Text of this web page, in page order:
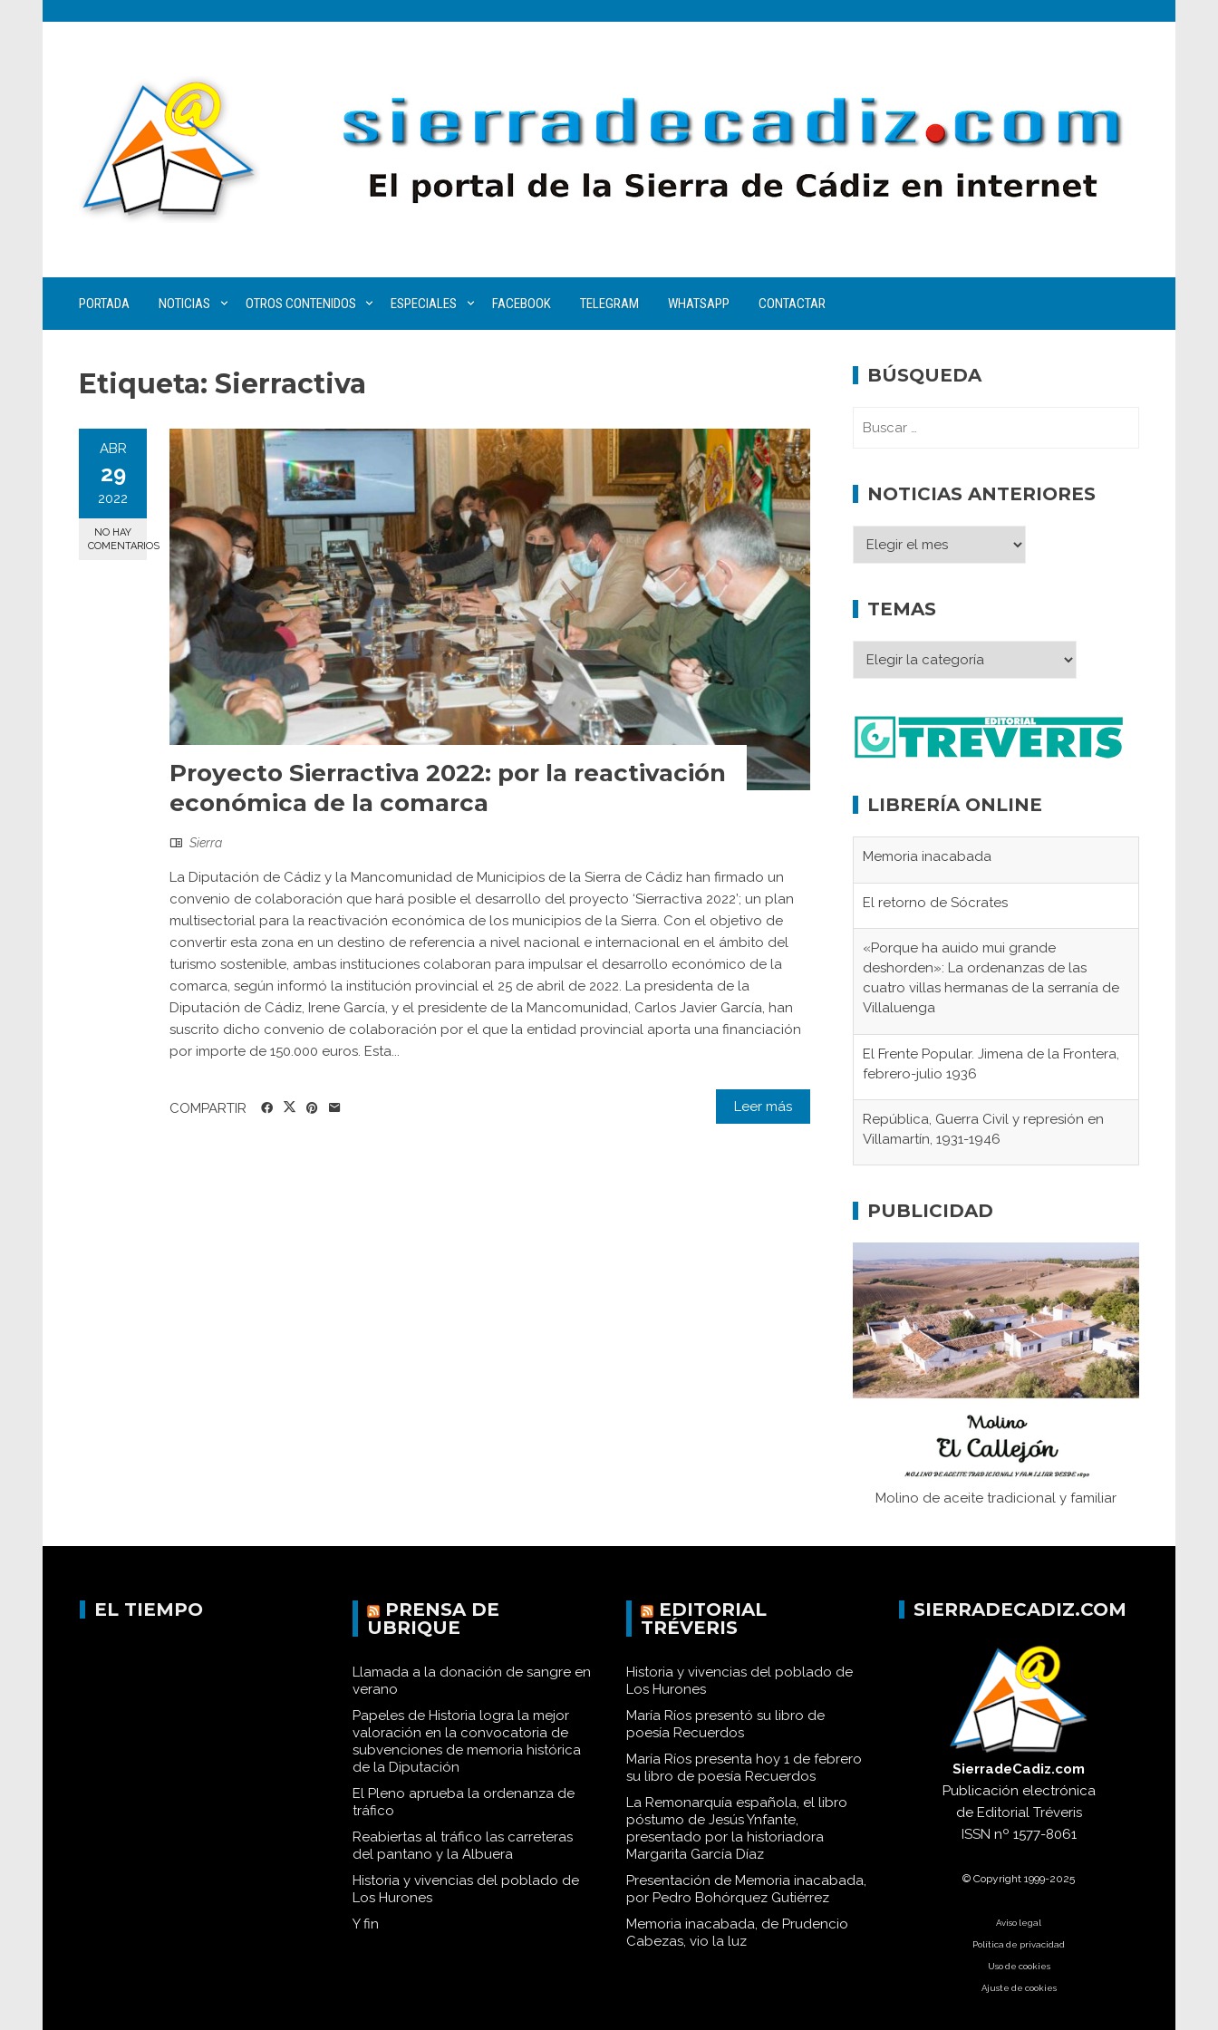
PORTADA NOTICIAS OTROS CONTENIDOS ESPECIALES FACEBOOK TELEGRAM WHATSAPP CONTACTAR
Etiqueta: Sierractiva
ABR
29
2022
NO HAY
COMENTARIOS
Proyecto Sierractiva 2022: por la reactivación
económica de la comarca
Sierra
La Diputación de Cádiz y la Mancomunidad de Municipios de la Sierra de Cádiz han firmado un
convenio de colaboración que hará posible el desarrollo del proyecto ‘Sierractiva 2022’; un plan
multisectorial para la reactivación económica de los municipios de la Sierra. Con el objetivo de
convertir esta zona en un destino de referencia a nivel nacional e internacional en el ámbito del
turismo sostenible, ambas instituciones colaboran para impulsar el desarrollo económico de la
comarca, según informó la institución provincial el 25 de abril de 2022. La presidenta de la
Diputación de Cádiz, Irene García, y el presidente de la Mancomunidad, Carlos Javier García, han
suscrito dicho convenio de colaboración por el que la entidad provincial aporta una financiación
por importe de 150.000 euros. Esta...
Leer más
COMPARTIR
BÚSQUEDA
NOTICIAS ANTERIORES
TEMAS
LIBRERÍA ONLINE
Memoria inacabada
El retorno de Sócrates
«Porque ha auido mui grande
deshorden»: La ordenanzas de las
cuatro villas hermanas de la serranía de
Villaluenga
El Frente Popular. Jimena de la Frontera,
febrero-julio 1936
República, Guerra Civil y represión en
Villamartín, 1931-1946
concentración nazis
fundaciones de Bornos
El Frente Popular. Ubrique, febrero-julio
1936
Juntar las letras. La alfabetización en el
campo: del afán de saber a la
Historia y vivencias del poblado de Los
PUBLICIDAD
Molino de aceite tradicional y familiar
EL TIEMPO
PRENSA DE
UBRIQUE
Llamada a la donación de sangre en
verano
Papeles de Historia logra la mejor
valoración en la convocatoria de
subvenciones de memoria histórica
de la Diputación
El Pleno aprueba la ordenanza de
tráfico
Reabiertas al tráfico las carreteras
del pantano y la Albuera
Historia y vivencias del poblado de
Los Hurones
Y fin
EDITORIAL
TRÉVERIS
Historia y vivencias del poblado de
Los Hurones
María Ríos presentó su libro de
poesía Recuerdos
María Ríos presenta hoy 1 de febrero
su libro de poesía Recuerdos
La Remonarquía española, el libro
póstumo de Jesús Ynfante,
presentado por la historiadora
Margarita García Díaz
Presentación de Memoria inacabada,
por Pedro Bohórquez Gutiérrez
Memoria inacabada, de Prudencio
Cabezas, vio la luz
SIERRADECADIZ.COM
SierradeCadiz.com
Publicación electrónica
de Editorial Tréveris
ISSN nº 1577-8061
© Copyright 1999-2025
Aviso legal
Política de privacidad
Uso de cookies
Ajuste de cookies